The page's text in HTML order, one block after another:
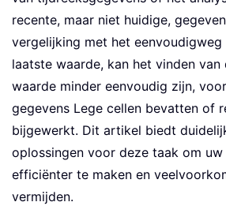
recente, maar niet huidige,
vergelijking met het eenvoudigweg
laatste waarde, kan het vinden
waarde minder eenvoudig zijn,
gegevens Lege cellen bevatten of
bijgewerkt. Dit artikel biedt
oplossingen voor deze taak om
efficiënter te maken en
vermijden.